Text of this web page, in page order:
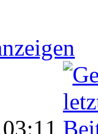
03:11